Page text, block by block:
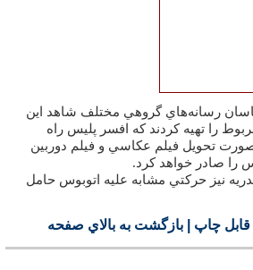
رسانه‌هاي گروهي مختلف شاهد اين
را تهيه كردند كه افسر پليس راه
تحويل فيلم عكاسي و فيلم دوربين
را صادر خواهد كرد.
نيز حركتي مشابه عليه اتوبوس حامل
چاپ بازگشت به بالاي صفحه